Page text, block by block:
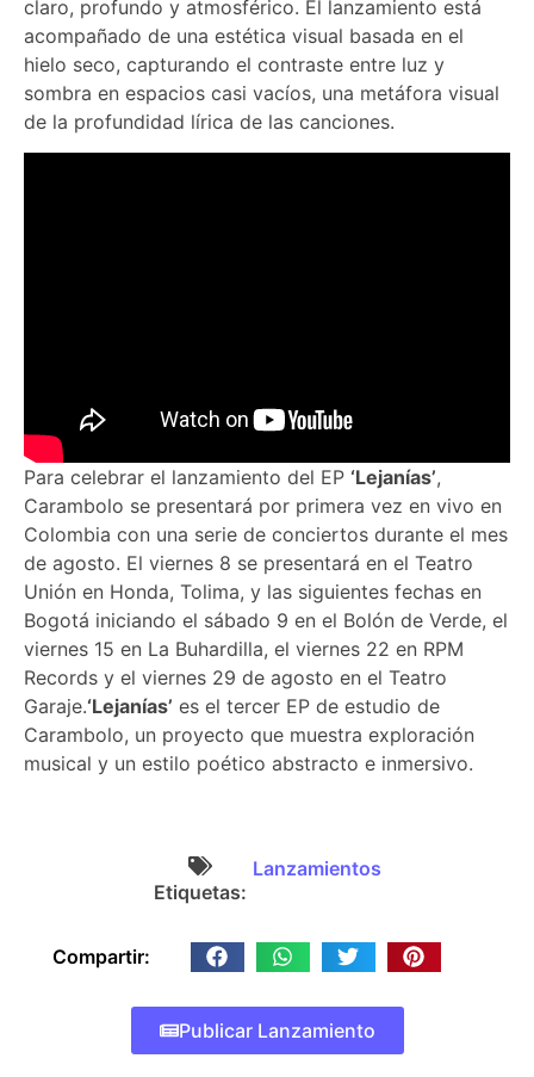
claro, profundo y atmosférico. El lanzamiento está
acompañado de una estética visual basada en el
hielo seco, capturando el contraste entre luz y
sombra en espacios casi vacíos, una metáfora visual
de la profundidad lírica de las canciones.
Para celebrar el lanzamiento del EP ‘Lejanías’,
Carambolo se presentará por primera vez en vivo en
Colombia con una serie de conciertos durante el mes
de agosto. El viernes 8 se presentará en el Teatro
Unión en Honda, Tolima, y las siguientes fechas en
Bogotá iniciando el sábado 9 en el Bolón de Verde, el
viernes 15 en La Buhardilla, el viernes 22 en RPM
Records y el viernes 29 de agosto en el Teatro
Garaje.‘Lejanías’ es el tercer EP de estudio de
Carambolo, un proyecto que muestra exploración
musical y un estilo poético abstracto e inmersivo.
Etiquetas:
Lanzamientos
Compartir:
Publicar Lanzamiento